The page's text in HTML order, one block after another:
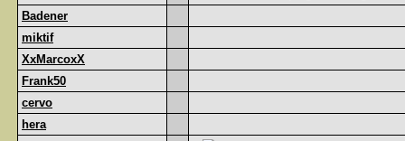
Badener
miktif
XxMarcoxX
Frank50
cervo
hera